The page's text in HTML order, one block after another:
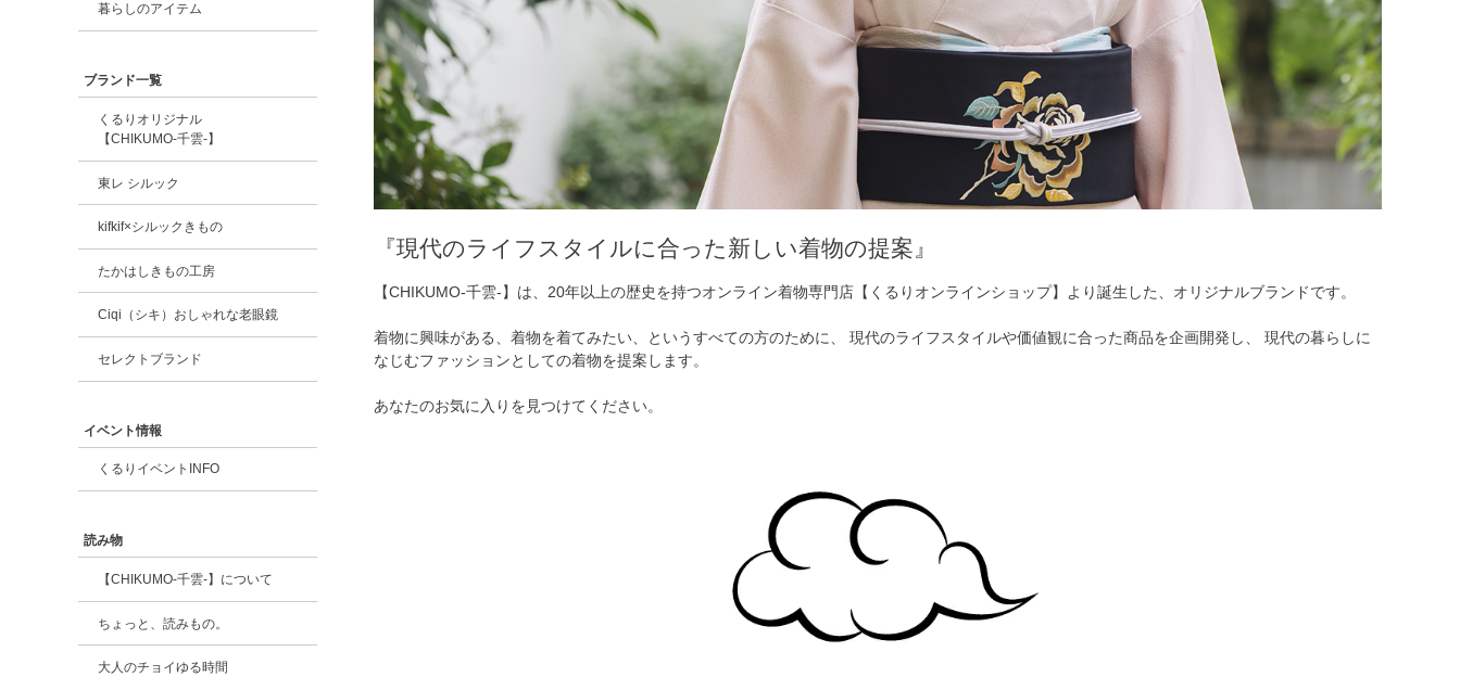
暮らしのアイテム
ブランド一覧
くるりオリジナル
【CHIKUMO-千雲-】
東レ シルック
kifkif×シルックきもの
たかはしきもの工房
Ciqi（シキ）おしゃれな老眼鏡
セレクトブランド
イベント情報
くるりイベントINFO
読み物
【CHIKUMO-千雲-】について
ちょっと、読みもの。
大人のチョイゆる時間
『現代のライフスタイルに合った新しい着物の提案』
【CHIKUMO-千雲-】は、20年以上の歴史を持つオンライン着物専門店【くるりオンラインショップ】より誕生した、オリジナルブランドです。
着物に興味がある、着物を着てみたい、というすべての方のために、 現代のライフスタイルや価値観に合った商品を企画開発し、 現代の暮らしに
なじむファッションとしての着物を提案します。
あなたのお気に入りを見つけてください。